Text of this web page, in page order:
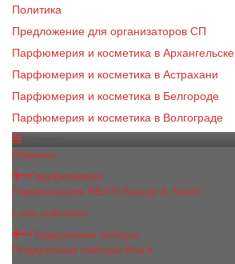
Политика
Предложение для организаторов СП
Парфюмерия и косметика в Архангельске
Парфюмерия и косметика в Астрахани
Парфюмерия и косметика в Белгороде
Парфюмерия и косметика в Волгограде
Новинки
Парфюмерия
Парфюмерия BEA'S Beauty & Scent
Luxe collection
Подарочные наборы
Подарочные наборы Bea's